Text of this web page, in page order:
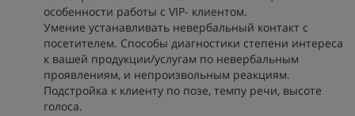
особенности работы с VIP- клиентом.
Умение устанавливать невербальный контакт с
посетителем. Способы диагностики степени интереса
к вашей продукции/услугам по невербальным
проявлениям, и непроизвольным реакциям.
Подстройка к клиенту по позе, темпу речи, высоте
голоса.